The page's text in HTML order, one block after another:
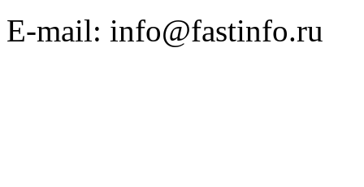
E-mail: info@fastinfo.ru